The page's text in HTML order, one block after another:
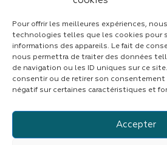
Pour offrir les meilleures expériences,
technologies telles que les cookies pour
informations des appareils. Le fait de
nous permettra de traiter des données
de navigation ou les ID uniques sur ce
consentir ou de retirer son consentement
négatif sur certaines caractéristiques et
Accepter
CONTACT
Suivez CINF